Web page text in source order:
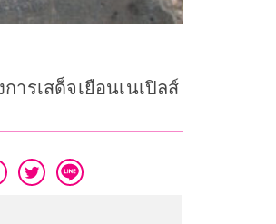
รเสด็จเยือนเนเปิลส์